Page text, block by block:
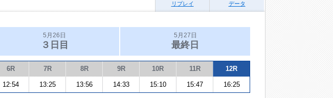
リプレイ
データ
5月26日
３日目
5月27日
最終日
6R 7R 8R 9R 10R 11R 12R
12:54 13:25 13:56 14:33 15:10 15:47 16:25